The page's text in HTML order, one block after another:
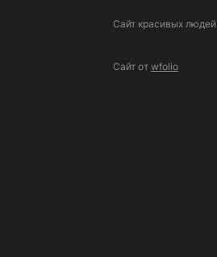
Сайт красивых людей
Сайт от wfolio